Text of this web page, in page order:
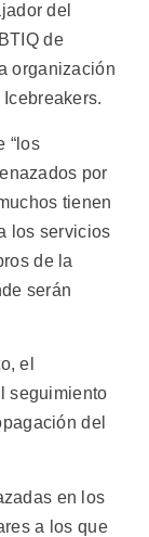
del
de
organización
“los
por
tienen
los servicios
de la
serán
el
seguimiento
del
en los
a los que